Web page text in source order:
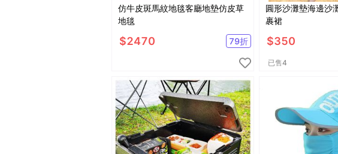
仿牛皮斑馬紋地毯客廳地墊仿皮草
地毯
$2470 79折
圓形沙灘墊海邊沙
裹裙
$350
已售4